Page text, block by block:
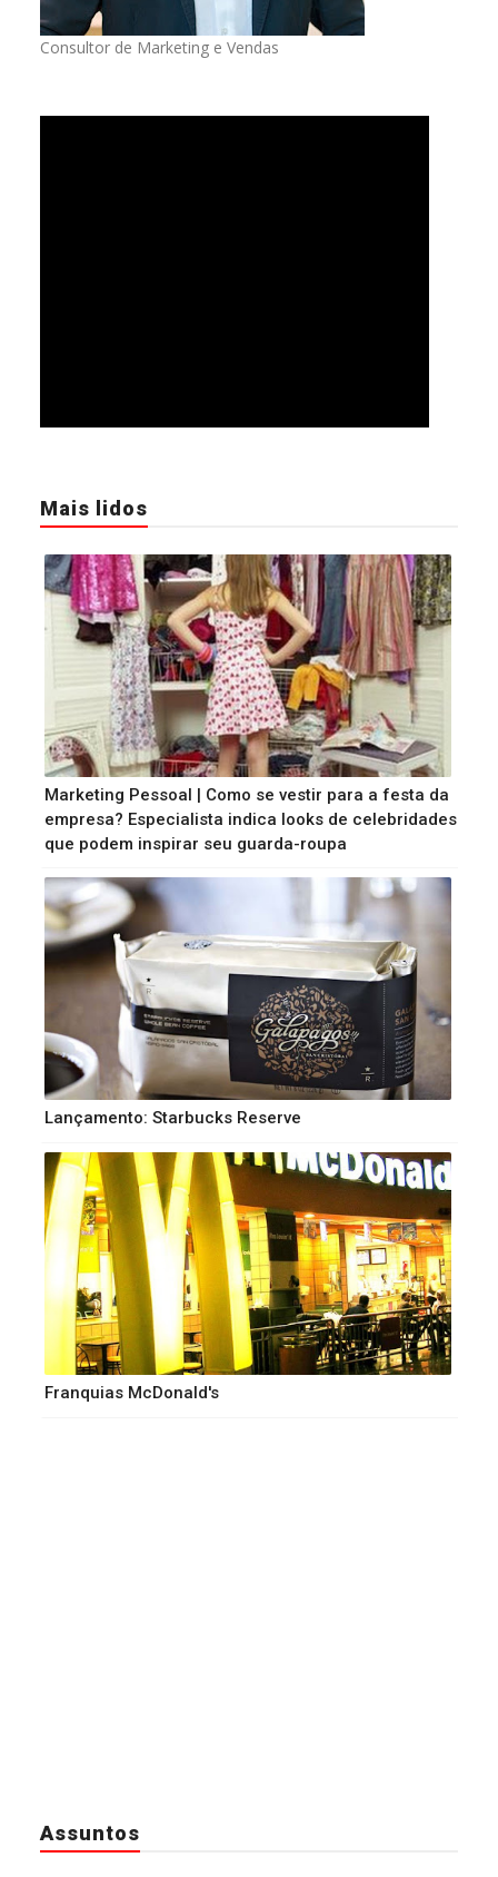
Consultor de Marketing e Vendas
Mais lidos
Marketing Pessoal | Como se vestir para a festa da
empresa? Especialista indica looks de celebridades
que podem inspirar seu guarda-roupa
Lançamento: Starbucks Reserve
Franquias McDonald's
Assuntos